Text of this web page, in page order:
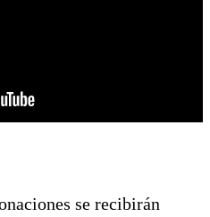
se recibirán